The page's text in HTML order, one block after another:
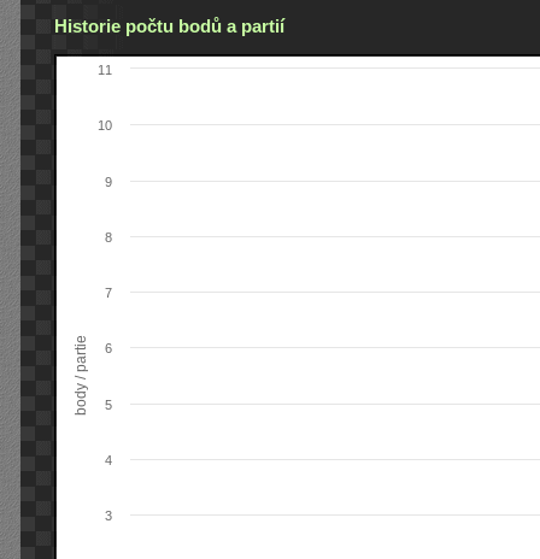
Historie počtu bodů a partií
body / partie
3
4
5
6
7
8
9
10
11